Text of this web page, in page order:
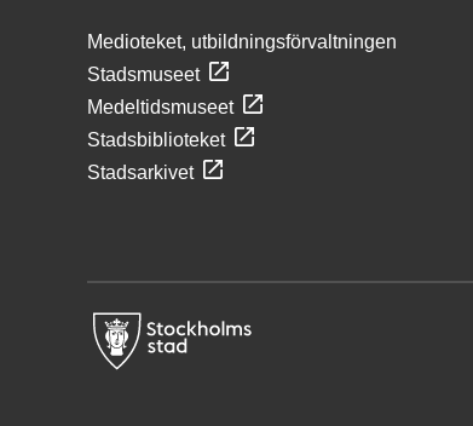
Medioteket, utbildningsförvaltningen
Stadsmuseet
Medeltidsmuseet
Stadsbiblioteket
Stadsarkivet